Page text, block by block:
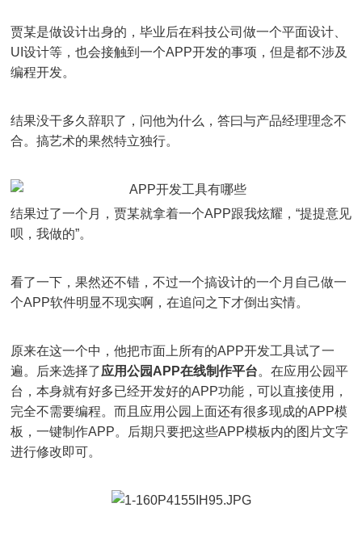
贾某是做设计出身的，毕业后在科技公司做一个平面设计、
UI设计等，也会接触到一个APP开发的事项，但是都不涉及
编程开发。
结果没干多久辞职了，问他为什么，答曰与产品经理理念不
合。搞艺术的果然特立独行。
结果过了一个月，贾某就拿着一个APP跟我炫耀，“提提意见
呗，我做的”。
看了一下，果然还不错，不过一个搞设计的一个月自己做一
个APP软件明显不现实啊，在追问之下才倒出实情。
原来在这一个中，他把市面上所有的APP开发工具试了一
遍。后来选择了应用公园APP在线制作平台。在应用公园平
台，本身就有好多已经开发好的APP功能，可以直接使用，
完全不需要编程。而且应用公园上面还有很多现成的APP模
板，一键制作APP。后期只要把这些APP模板内的图片文字
进行修改即可。